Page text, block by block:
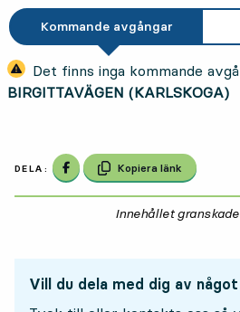
Kommande avgångar
Det finns inga kommande
BIRGITTAVÄGEN (KARLSKOGA)
DELA: Dela på Facebook
Kopiera länk
Innehållet
Vill du dela med dig av